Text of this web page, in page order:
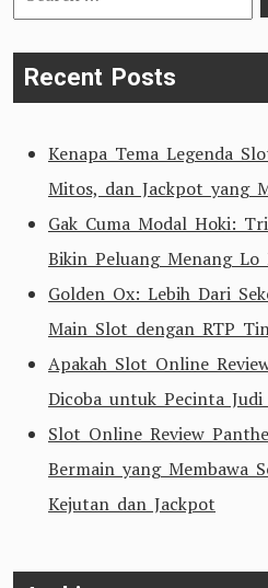
for:
Recent Posts
Kenapa Tema Legenda
Mitos, dan Jackpot yang
Gak Cuma Modal Hoki:
Bikin Peluang Menang Lo
Golden Ox: Lebih Dari
Main Slot dengan RTP
Apakah Slot Online
Dicoba untuk Pecinta
Slot Online Review
Bermain yang Membawa
Kejutan dan Jackpot